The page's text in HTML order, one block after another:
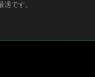
適です。